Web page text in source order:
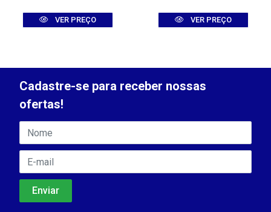
VER PREÇO VER PREÇO
Cadastre-se para receber nossas
ofertas!